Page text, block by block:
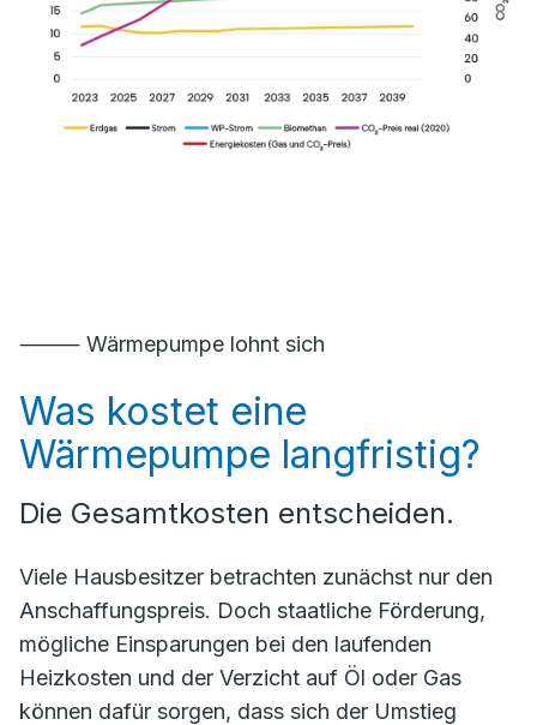
⸻ Wärmepumpe lohnt sich
Was kostet eine
Wärmepumpe langfristig?
Die Gesamtkosten entscheiden.
Viele Hausbesitzer betrachten zunächst nur den
Anschaffungspreis. Doch staatliche Förderung,
mögliche Einsparungen bei den laufenden
Heizkosten und der Verzicht auf Öl oder Gas
können dafür sorgen, dass sich der Umstieg